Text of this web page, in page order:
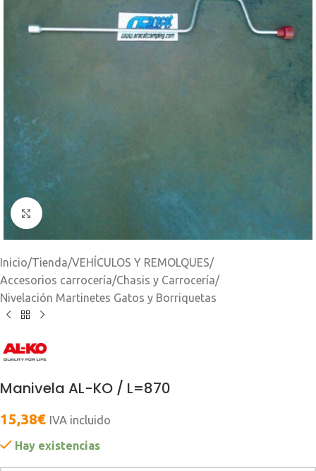
Clic para ampliar
Inicio/Tienda/VEHÍCULOS Y REMOLQUES/
Accesorios carrocería/Chasis y Carrocería/
Nivelación Martinetes Gatos y Borriquetas
Manivela AL-KO / L=870
15,38€ IVA incluido
Hay existencias